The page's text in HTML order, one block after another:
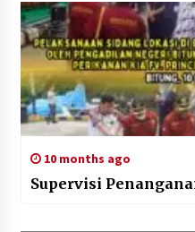
10 months ago
Supervisi